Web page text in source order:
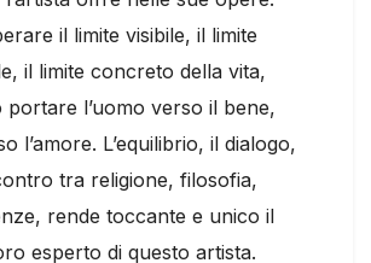
il limite visibile, il limite
il limite concreto della vita,
portare l’uomo verso il bene,
l’amore. L’equilibrio, il dialogo,
tra religione, filosofia,
rende toccante e unico il
esperto di questo artista.